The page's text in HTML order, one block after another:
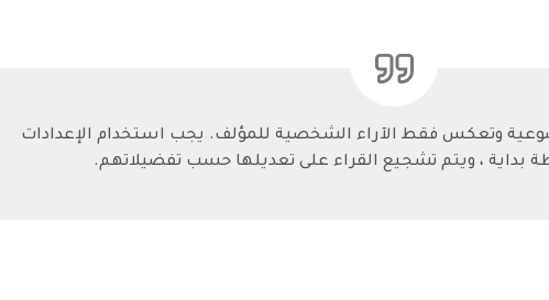
وتعكس فقط الآراء الشخصية للمؤلف. يجب استخدام الإعدادات
بداية ، ويتم تشجيع القراء على تعديلها حسب تفضيلاتهم.